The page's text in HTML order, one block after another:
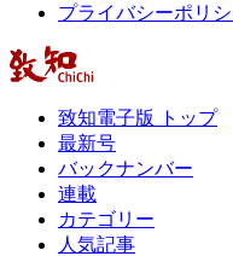
プライバシーポリ
致知電子版 トップ
最新号
バックナンバー
連載
カテゴリー
人気記事